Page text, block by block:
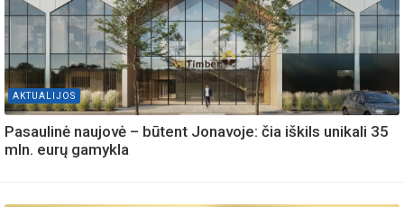
AKTUALIJOS
Pasaulinė naujovė – būtent Jonavoje: čia iškils unikali 35
mln. eurų gamykla